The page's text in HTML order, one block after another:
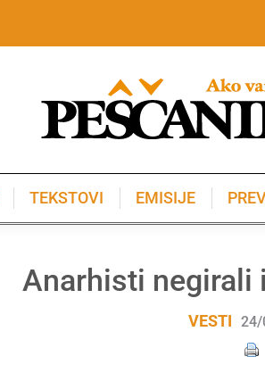
TEKSTOVI EMISIJE
Anarhisti negirali
VESTI 24/